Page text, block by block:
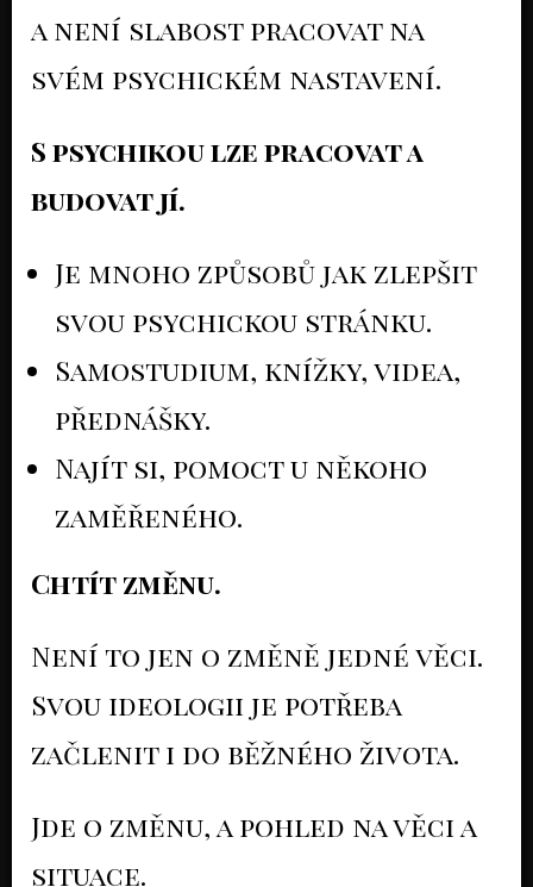
a není slabost pracovat na
svém psychickém nastavení.
S psychikou lze pracovat a
budovat jí.
Je mnoho způsobů jak zlepšit
svou psychickou stránku.
Samostudium, knížky, videa,
přednášky.
Najít si, pomoct u někoho
zaměřeného.
Chtít změnu.
Není to jen o změně jedné věci.
Svou ideologii je potřeba
začlenit i do běžného života.
Jde o změnu, a pohled na věci a
situace.